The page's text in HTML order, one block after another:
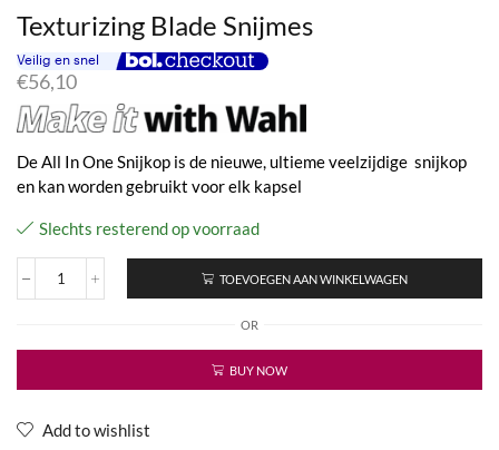
Texturizing Blade Snijmes
€56,10
De All In One Snijkop is de nieuwe, ultieme veelzijdige snijkop
en kan worden gebruikt voor elk kapsel
Slechts resterend op voorraad
Texturizing
aantal
TOEVOEGEN AAN WINKELWAGEN
OR
BUY NOW
Add to wishlist